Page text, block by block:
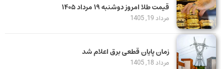
قیمت طلا امروز دوشنبه ۱۹ مرداد ۱۴۰۵
مرداد 19, 1405
زمان پایان قطعی برق اعلام شد
مرداد 18, 1405